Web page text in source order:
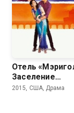
Отель
Заселение
продолжается
2015, США, Драма